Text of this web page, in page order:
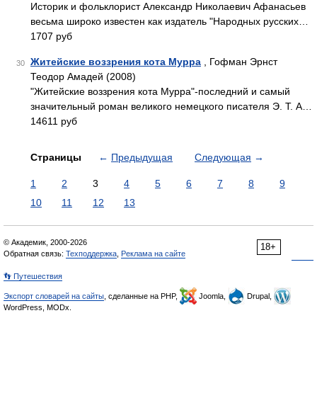
Историк и фольклорист Александр Николаевич Афанасьев
весьма широко известен как издатель "Народных русских…
1707 руб
30 Житейские воззрения кота Мурра , Гофман Эрнст
Теодор Амадей (2008)
"Житейские воззрения кота Мурра"-последний и самый
значительный роман великого немецкого писателя Э. Т. А…
14611 руб
Страницы ← Предыдущая Следующая →
1 2 3 4 5 6 7 8
9
10
11 12 13
18+
© Академик, 2000-2026
Обратная связь: Техподдержка Реклама на сайте
👣 Путешествия
Экспорт словарей на сайты , сделанные на PHP, Joomla,
Drupal,
WordPress, MODx.